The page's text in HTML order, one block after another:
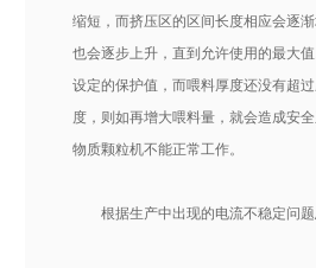
缩短，而挤压区的区间长度相应会逐
也会逐步上升，直到允许使用的最大
设定的保护值，而喂料厚度还没有超
度，则如再增大喂料量，就会造成安
物质颗粒机不能正常工作。
根据生产中出现的电流不稳定问题